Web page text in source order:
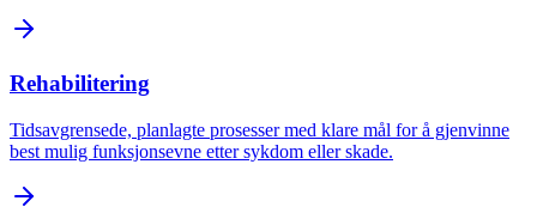
Rehabilitering
Tidsavgrensede, planlagte prosesser med klare mål for å gjenvinne
best mulig funksjonsevne etter sykdom eller skade.